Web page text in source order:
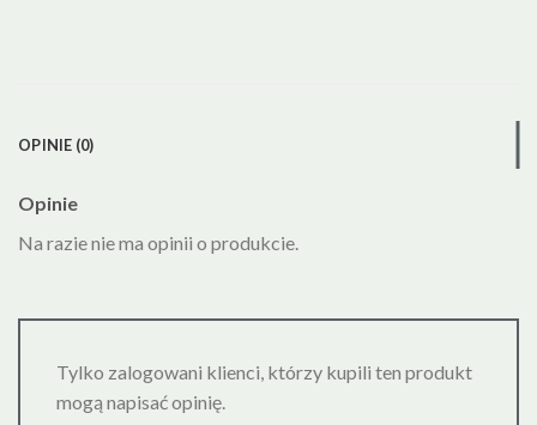
OPINIE (0)
Opinie
Na razie nie ma opinii o produkcie.
Tylko zalogowani klienci, którzy kupili ten produkt
mogą napisać opinię.